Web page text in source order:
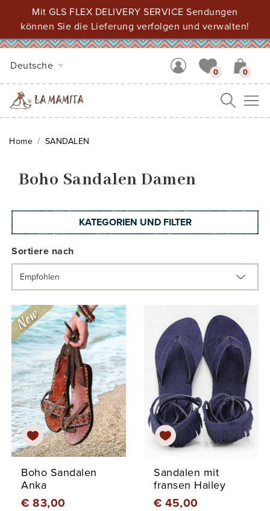
Mit GLS FLEX DELIVERY SERVICE Sendungen
können Sie die Lieferung verfolgen und verwalten!
Deutsche
0 0
Home SANDALEN
Boho Sandalen Damen
KATEGORIEN UND FILTER
Sortiere nach
Boho Sandalen
Anka
€ 83,00
Sandalen mit
fransen Hailey
€ 45,00